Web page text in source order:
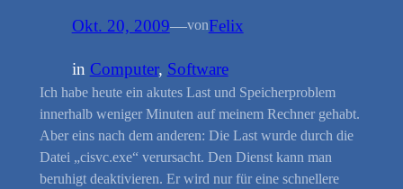
Okt. 20, 2009—vonFelix
in Computer, Software
Ich habe heute ein akutes Last und Speicherproblem
innerhalb weniger Minuten auf meinem Rechner gehabt.
Aber eins nach dem anderen: Die Last wurde durch die
Datei „cisvc.exe“ verursacht. Den Dienst kann man
beruhigt deaktivieren. Er wird nur für eine schnellere